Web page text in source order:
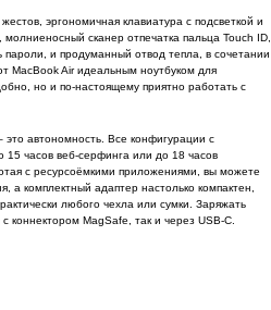
эргономичная клавиатура с подсветкой и
сканер отпечатка пальца Touch ID,
и продуманный отвод тепла, в сочетании
MacBook Air идеальным ноутбуком для
но и по-настоящему приятно работать с
автономность. Все конфигурации с
15 часов веб-серфинга или до 18 часов
с ресурсоёмкими приложениями, вы можете
а комплектный адаптер настолько компактен,
любого чехла или сумки. Заряжать
коннектором MagSafe, так и через USB-C.